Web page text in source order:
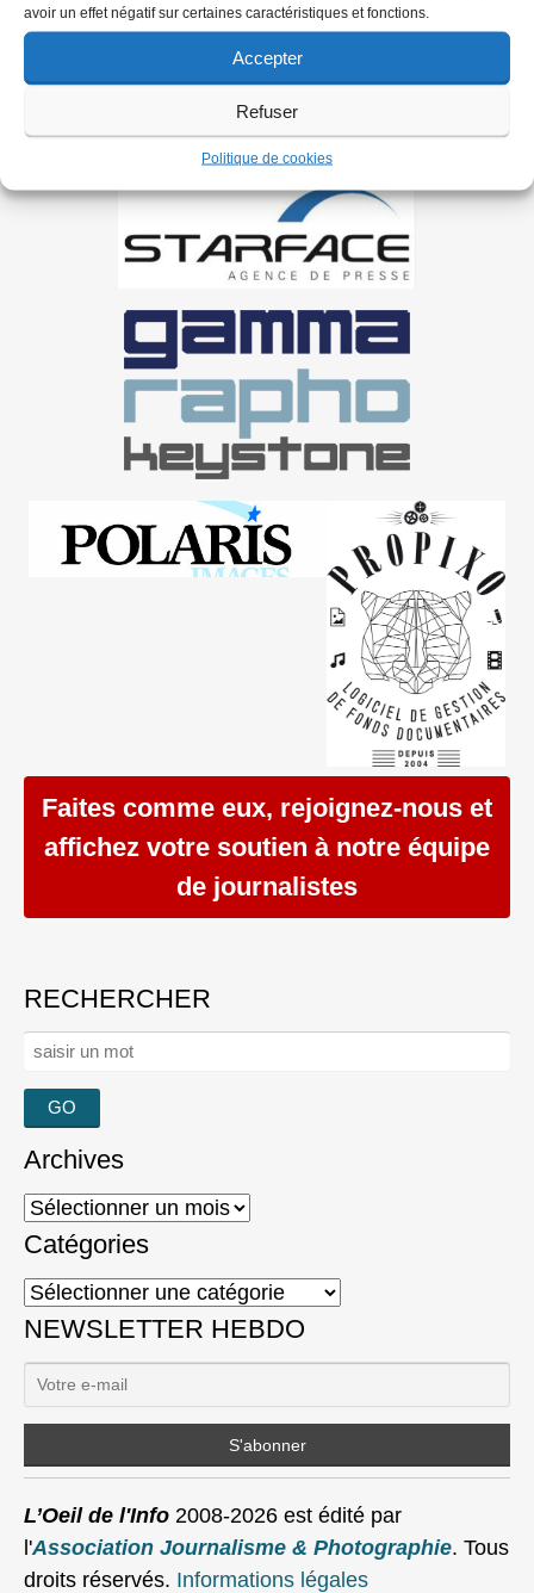
avoir un effet négatif sur certaines caractéristiques et fonctions.
Accepter
Refuser
Politique de cookies
Faites comme eux, rejoignez-nous et
affichez votre soutien à notre équipe
de journalistes
RECHERCHER
Rechercher :
Archives
Archives
Catégories
Catégories
NEWSLETTER HEBDO
L’Oeil de l'Info 2008-2026 est édité par
l'Association Journalisme & Photographie. Tous
droits réservés. Informations légales